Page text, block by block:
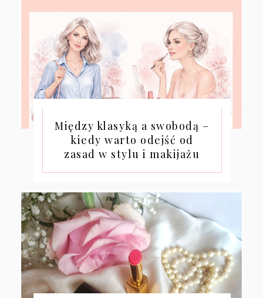
Między klasyką a swobodą –
kiedy warto odejść od
zasad w stylu i makijażu